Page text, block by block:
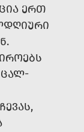
ᲔᲠᲗ
ᲪᲐᲚ-